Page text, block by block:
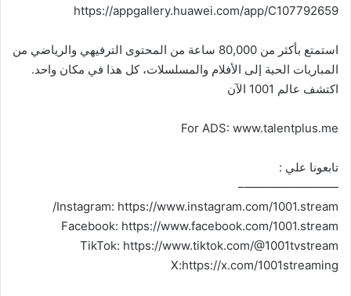
https://appgallery.huawei.com/app/C107792659
استمتع بأكثر من 80,000 ساعة من المحتوى الترفيهي والرياضي من
المباريات الحية إلى الأفلام والمسلسلات، كل هذا في مكان واحد.
اكتشف عالم 1001 الآن
For ADS: www.talentplus.me
تابعونا علي :
————————–
Instagram: https://www.instagram.com/1001.stream/
Facebook: https://www.facebook.com/1001.stream
TikTok: https://www.tiktok.com/@1001tvstream
X:https://x.com/1001streaming